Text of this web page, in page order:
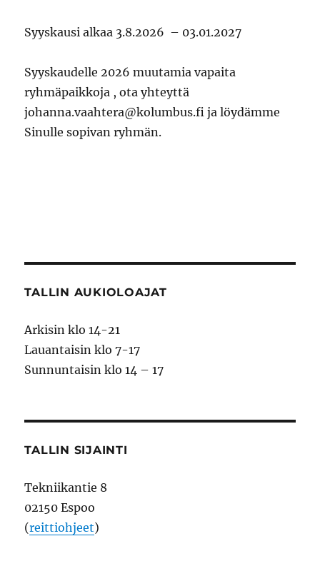
Syyskausi alkaa 3.8.2026 – 03.01.2027
Syyskaudelle 2026 muutamia vapaita
ryhmäpaikkoja , ota yhteyttä
johanna.vaahtera@kolumbus.fi ja löydämme
Sinulle sopivan ryhmän.
TALLIN AUKIOLOAJAT
Arkisin klo 14-21
Lauantaisin klo 7-17
Sunnuntaisin klo 14 – 17
TALLIN SIJAINTI
Tekniikantie 8
02150 Espoo
(reittiohjeet)